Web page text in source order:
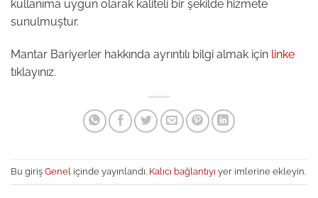
kullanıma uygun olarak kaliteli bir şekilde hizmete
sunulmuştur.
Mantar Bariyerler hakkında ayrıntılı bilgi almak için linke
tıklayınız.
Bu giriş Genel içinde yayınlandı. Kalıcı bağlantıyı yer imlerine ekleyin.